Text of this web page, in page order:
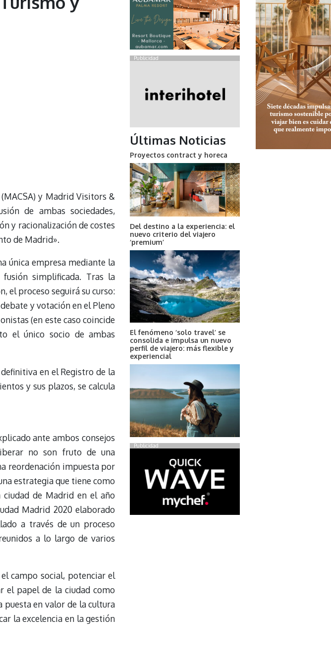
y Madrid Visitors &
de ambas sociedades,
y racionalización de costes
de Madrid».
única empresa mediante la
simplificada. Tras la
el proceso seguirá su curso:
y votación en el Pleno
(en este caso coincide
el único socio de ambas
en el Registro de la
y sus plazos, se calcula
ante ambos consejos
no son fruto de una
reordenación impuesta por
estrategia que tiene como
de Madrid en el año
Madrid 2020 elaborado
a través de un proceso
a lo largo de varios
campo social, potenciar el
el papel de la ciudad como
en valor de la cultura
la excelencia en la gestión
Publicidad
Últimas Noticias
Proyectos contract y horeca
Del destino a la experiencia: el
nuevo criterio del viajero
‘premium’
El fenómeno ‘solo travel’ se
consolida e impulsa un nuevo
perfil de viajero: más flexible y
experiencial
Publicidad